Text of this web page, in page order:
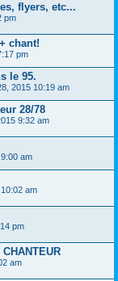
flyers, etc...
pm
chant!
pm
le 95.
2015 10:19 am
28/78
9:32 am
am
am
pm
am